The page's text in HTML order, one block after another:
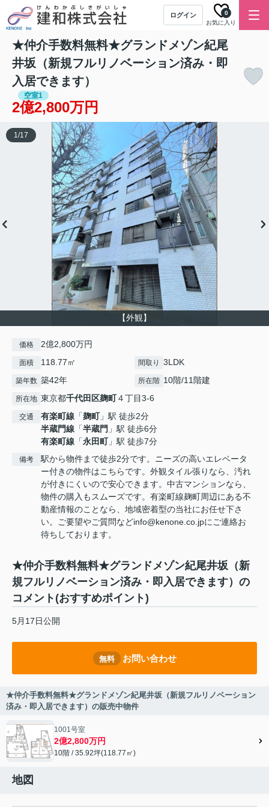
ログイン
お気に入り
0
★仲介手数料無料★グランドメゾン紀尾
井坂（新規フルリノベーション済み・即
入居できます）
空室1
2億2,800万円
【外観】
1/17
価格 2億2,800万円
面積 118.77㎡ 間取り 3LDK
築年数 築42年 所在階 10階/11階建
所在地 東京都千代田区麹町４丁目3-6
交通 有楽町線 「麹町」駅 徒歩2分
半蔵門線 「半蔵門 」駅 徒歩6分
有楽町線 「永田町」駅 徒歩7分
備考
駅から物件まで徒歩2分です。ニーズの高いエレベータ
ー付きの物件はこちらです。外観タイル張りなら、汚れ
が付きにくいので安心できます。中古マンションなら、
物件の購入もスムーズです。有楽町線麹町周辺にある不
動産情報のことなら、地域密着型の当社にお任せ下さ
い。ご要望やご質問などinfo@kenone.co.jpにご連絡お
待ちしております。
★仲介手数料無料★グランドメゾン紀尾井坂（新
規フルリノベーション済み・即入居できます）の
コメント(おすすめポイント)
5月17日公開
無料 お問い合わせ
★仲介手数料無料★グランドメゾン紀尾井坂（新規フルリノベーション
済み・即入居できます）の販売中物件
1001号室
2億2,800万円
10階 / 35.92坪(118.77㎡)
地図